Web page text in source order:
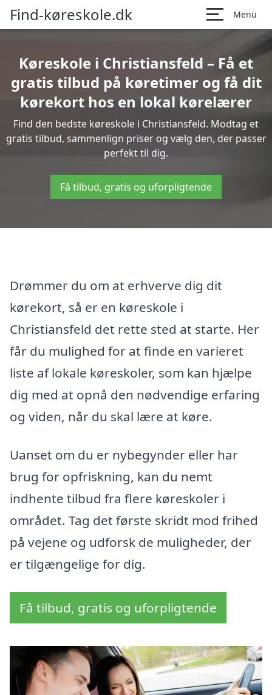
Find-køreskole.dk Menu
Køreskole i Christiansfeld – Få et
gratis tilbud på køretimer og få dit
kørekort hos en lokal kørelærer
Find den bedste køreskole i Christiansfeld. Modtag et
gratis tilbud, sammenlign priser og vælg den, der passer
perfekt til dig.
Få tilbud, gratis og uforpligtende
Drømmer du om at erhverve dig dit
kørekort, så er en køreskole i
Christiansfeld det rette sted at starte. Her
får du mulighed for at finde en varieret
liste af lokale køreskoler, som kan hjælpe
dig med at opnå den nødvendige erfaring
og viden, når du skal lære at køre.
Uanset om du er nybegynder eller har
brug for opfriskning, kan du nemt
indhente tilbud fra flere køreskoler i
området. Tag det første skridt mod frihed
på vejene og udforsk de muligheder, der
er tilgængelige for dig.
Få tilbud, gratis og uforpligtende